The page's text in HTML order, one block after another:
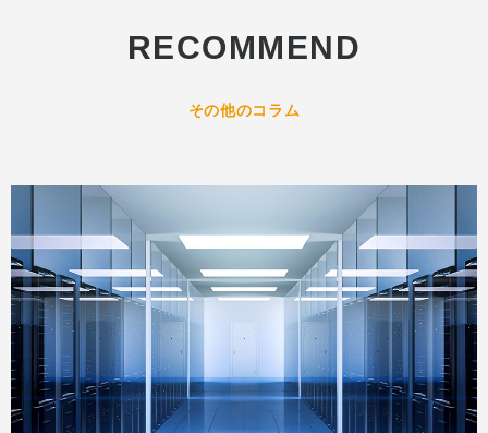
RECOMMEND
その他のコラム